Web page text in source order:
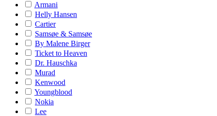
Armani
Helly Hansen
Cartier
Samsøe & Samsøe
By Malene Birger
Ticket to Heaven
Dr. Hauschka
Murad
Kenwood
Youngblood
Nokia
Lee